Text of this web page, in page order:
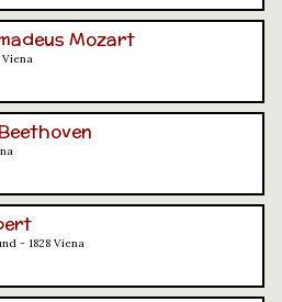
Mozart
Viena
- 1828 Viena